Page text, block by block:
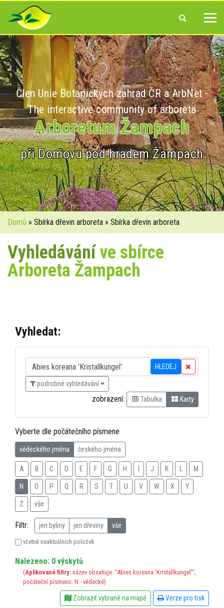
Člen Unie Botanických zahrad ČR a ArbNet -
The interactive community of arboreta
Arboretum Žampach
při Domovu pod hradem Žampach
Domů » Sbírka dřevin arboreta » Sbírka dřevin arboreta
Vyhledáváníve sbírce
Arboreta Žampach
Vyhledat:
HLEDEJ
podrobné vyhledávání
zobrazení: Tabulka Karty
Vyberte dle počátečního písmene
vědeckého jména českého jména
A B C D E F G H J K M
N O P Q R S T U V W X Y
Z vše
Filtr: jen byliny jen dřeviny vše
včetně neaktuálních položek
Nalezeno: 0 výskytů
(Aplikované filtry: název obsahuje: "Abies koreana 'Kristallkungel'";
počáteční písmeno: N - vědecké)
Zobrazit vybrané na mapě Verze pro tisk